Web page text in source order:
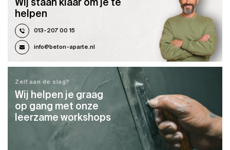
helpen
013-207 00 15
info@beton-aparte.nl
Zelf aan de slag?
Wij helpen je graag
op gang met onze
leerzame workshops